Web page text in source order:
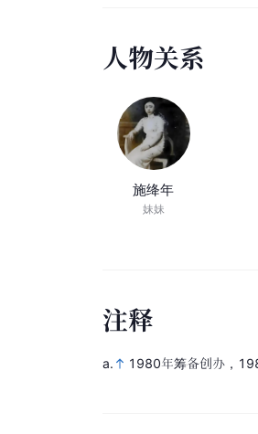
人物关系
施绛年
妹妹
注释
a. 1980年筹备创办，